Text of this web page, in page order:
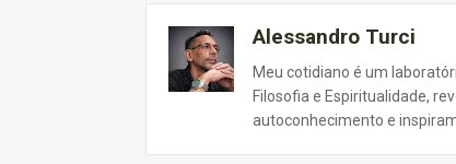
Alessandro Turci
Meu cotidiano é um
Filosofia e Espiritualidade,
autoconhecimento e